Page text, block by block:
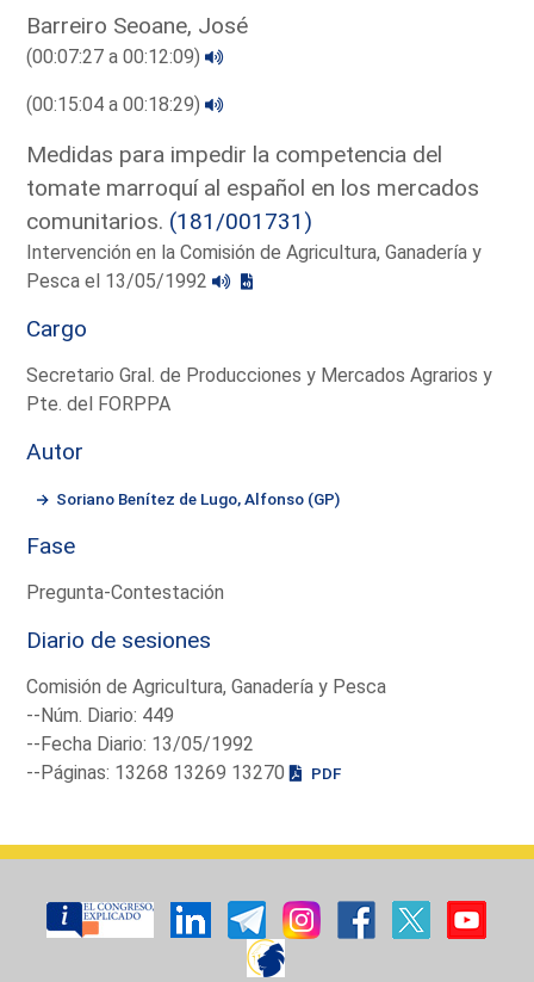
Barreiro Seoane, José
(00:07:27 a 00:12:09)
(00:15:04 a 00:18:29)
Medidas para impedir la competencia del
tomate marroquí al español en los mercados
comunitarios. (181/001731)
Intervención en la Comisión de Agricultura, Ganadería y
Pesca el 13/05/1992
Cargo
Secretario Gral. de Producciones y Mercados Agrarios y
Pte. del FORPPA
Autor
Soriano Benítez de Lugo, Alfonso (GP)
Fase
Pregunta-Contestación
Diario de sesiones
Comisión de Agricultura, Ganadería y Pesca
--Núm. Diario: 449
--Fecha Diario: 13/05/1992
--Páginas: 13268 13269 13270
PDF